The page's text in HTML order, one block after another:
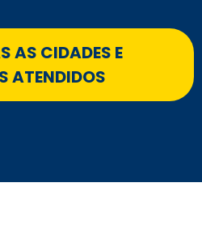
AS CIDADES E
ATENDIDOS